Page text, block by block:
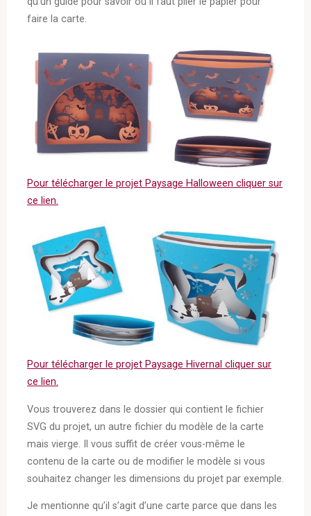
faire la carte.
Pour télécharger le projet Paysage Halloween cliquer sur
ce lien.
Pour télécharger le projet Paysage Hivernal cliquer sur
ce lien.
Vous trouverez dans le dossier qui contient le fichier
SVG du projet, un autre fichier du modèle de la carte
mais vierge. Il vous suffit de créer vous-même le
contenu de la carte ou de modifier le modèle si vous
souhaitez changer les dimensions du projet par exemple.
Je mentionne qu’il s’agit d’une carte parce que dans les